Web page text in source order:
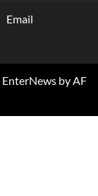
Email
EnterNewsby AF